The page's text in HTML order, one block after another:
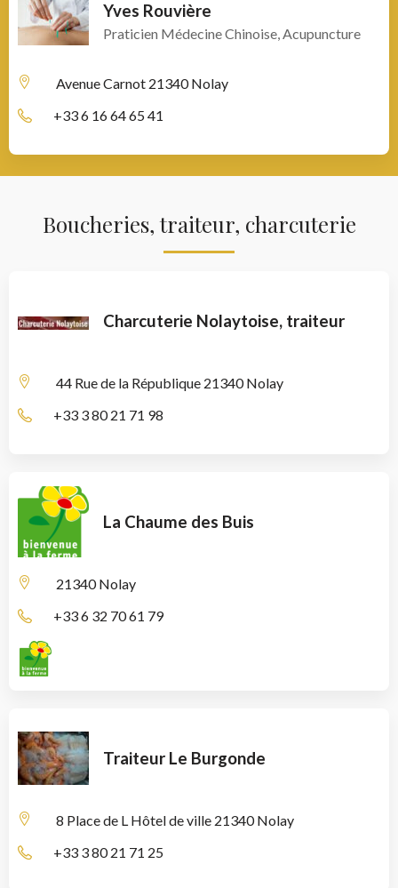
Yves Rouvière
Praticien Médecine Chinoise, Acupuncture
Avenue Carnot 21340 Nolay
+33 6 16 64 65 41
Boucheries, traiteur, charcuterie
Charcuterie Nolaytoise, traiteur
44 Rue de la République 21340 Nolay
+33 3 80 21 71 98
La Chaume des Buis
21340 Nolay
+33 6 32 70 61 79
Traiteur Le Burgonde
8 Place de L Hôtel de ville 21340 Nolay
+33 3 80 21 71 25